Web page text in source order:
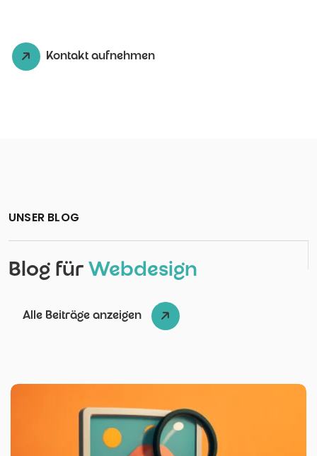
Kontakt aufnehmen
UNSER BLOG
Blog für Webdesign
Alle Beiträge anzeigen
Veröffentlicht von